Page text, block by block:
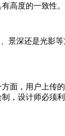
高度的一致性。
景深还是光影
面，用户上
，设计师必